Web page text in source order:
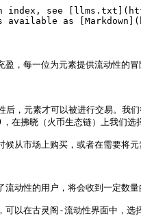
index, see
as
，每一位为元素提供流动性的
后，元素才可以被进行交易。我
晓（火币生态链）上我
从市场上购买，或者在需要将
流动性的用户，将会收到一定
可以在古灵阁-流动性界面中，